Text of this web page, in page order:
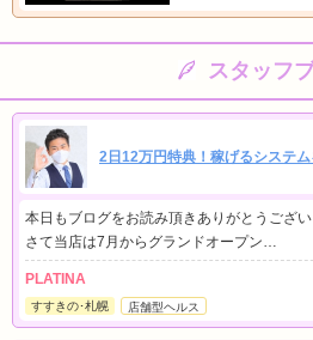
スタッフ
2日12万円特典！稼げるシステム
本日もブログをお読み頂きありがとうござ
さて当店は7月からグランドオープン…
PLATINA
すすきの･札幌 店舗型ヘルス